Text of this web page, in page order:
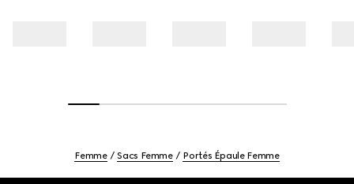
Femme Sacs Femme Portés Épaule Femme